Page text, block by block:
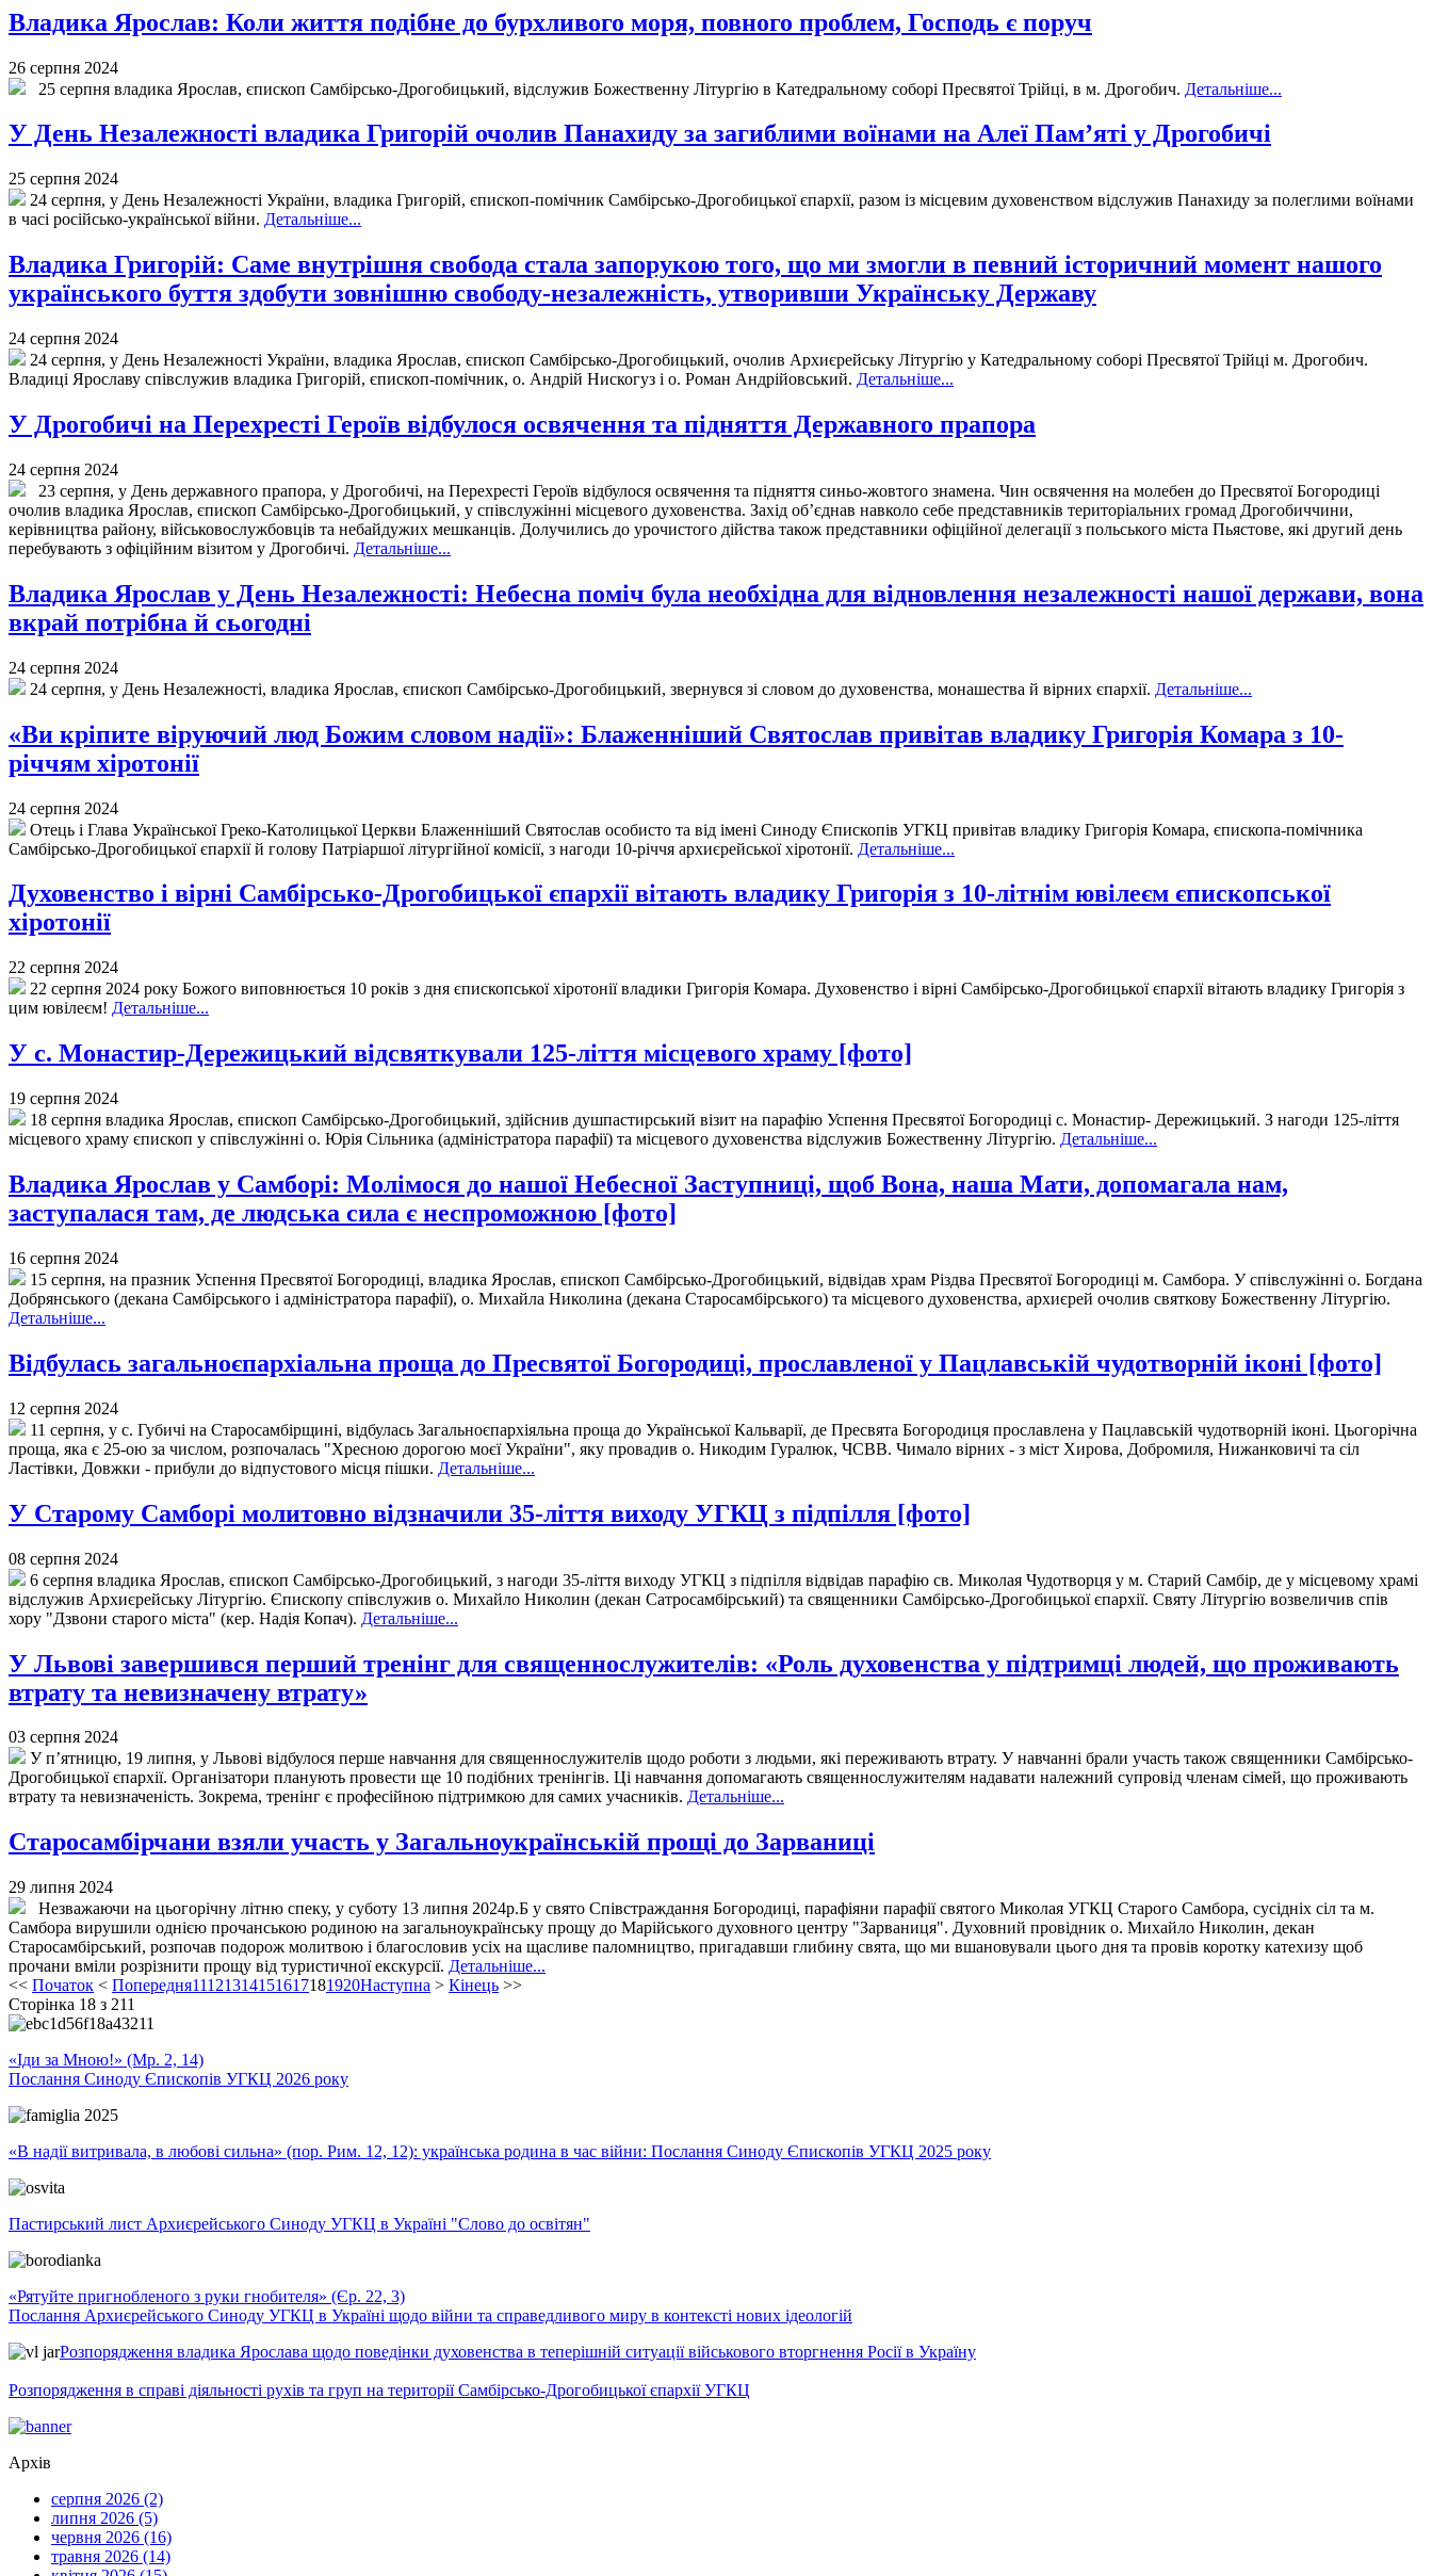
Владика Ярослав: Коли життя подібне до бурхливого моря, повного проблем, Господь є поруч
26 серпня 2024
25 серпня владика Ярослав, єпископ Самбірсько-Дрогобицький, відслужив Божественну Літургію в Катедральному соборі Пресвятої Трійці, в м. Дрогобич. Детальніше...
У День Незалежності владика Григорій очолив Панахиду за загиблими воїнами на Алеї Пам’яті у Дрогобичі
25 серпня 2024
24 серпня, у День Незалежності України, владика Григорій, єпископ-помічник Самбірсько-Дрогобицької єпархії, разом із місцевим духовенством відслужив Панахиду за полеглими воїнами
в часі російсько-української війни. Детальніше...
Владика Григорій: Саме внутрішня свобода стала запорукою того, що ми змогли в певний історичний момент нашого
українського буття здобути зовнішню свободу-незалежність, утворивши Українську Державу
24 серпня 2024
24 серпня, у День Незалежності України, владика Ярослав, єпископ Самбірсько-Дрогобицький, очолив Архиєрейську Літургію у Катедральному соборі Пресвятої Трійці м. Дрогобич.
Владиці Ярославу співслужив владика Григорій, єпископ-помічник, о. Андрій Нискогуз і о. Роман Андрійовський. Детальніше...
У Дрогобичі на Перехресті Героїв відбулося освячення та підняття Державного прапора
24 серпня 2024
23 серпня, у День державного прапора, у Дрогобичі, на Перехресті Героїв відбулося освячення та підняття синьо-жовтого знамена. Чин освячення на молебен до Пресвятої Богородиці
очолив владика Ярослав, єпископ Самбірсько-Дрогобицький, у співслужінні місцевого духовенства. Захід об’єднав навколо себе представників територіальних громад Дрогобиччини,
керівництва району, військовослужбовців та небайдужих мешканців. Долучились до урочистого дійства також представники офіційної делегації з польського міста Пьястове, які другий день
перебувають з офіційним візитом у Дрогобичі. Детальніше...
Владика Ярослав у День Незалежності: Небесна поміч була необхідна для відновлення незалежності нашої держави, вона
вкрай потрібна й сьогодні
24 серпня 2024
24 серпня, у День Незалежності, владика Ярослав, єпископ Самбірсько-Дрогобицький, звернувся зі словом до духовенства, монашества й вірних єпархії. Детальніше...
«Ви кріпите віруючий люд Божим словом надії»: Блаженніший Святослав привітав владику Григорія Комара з 10-
річчям хіротонії
24 серпня 2024
Отець і Глава Української Греко-Католицької Церкви Блаженніший Святослав особисто та від імені Синоду Єпископів УГКЦ привітав владику Григорія Комара, єпископа-помічника
Самбірсько-Дрогобицької єпархії й голову Патріаршої літургійної комісії, з нагоди 10-річчя архиєрейської хіротонії. Детальніше...
Духовенство і вірні Самбірсько-Дрогобицької єпархії вітають владику Григорія з 10-літнім ювілеєм єпископської
хіротонії
22 серпня 2024
22 серпня 2024 року Божого виповнюється 10 років з дня єпископської хіротонії владики Григорія Комара. Духовенство і вірні Самбірсько-Дрогобицької єпархії вітають владику Григорія з
цим ювілеєм! Детальніше...
У с. Монастир-Дережицький відсвяткували 125-ліття місцевого храму [фото]
19 серпня 2024
18 серпня владика Ярослав, єпископ Самбірсько-Дрогобицький, здійснив душпастирський візит на парафію Успення Пресвятої Богородиці с. Монастир- Дережицький. З нагоди 125-ліття
місцевого храму єпископ у співслужінні о. Юрія Сільника (адміністратора парафії) та місцевого духовенства відслужив Божественну Літургію. Детальніше...
Владика Ярослав у Самборі: Молімося до нашої Небесної Заступниці, щоб Вона, наша Мати, допомагала нам,
заступалася там, де людська сила є неспроможною [фото]
16 серпня 2024
15 серпня, на празник Успення Пресвятої Богородиці, владика Ярослав, єпископ Самбірсько-Дрогобицький, відвідав храм Різдва Пресвятої Богородиці м. Самбора. У співслужінні о. Богдана
Добрянського (декана Самбірського і адміністратора парафії), о. Михайла Николина (декана Старосамбірського) та місцевого духовенства, архиєрей очолив святкову Божественну Літургію.
Детальніше...
Відбулась загальноєпархіальна проща до Пресвятої Богородиці, прославленої у Пацлавській чудотворній іконі [фото]
12 серпня 2024
11 серпня, у с. Губичі на Старосамбірщині, відбулась Загальноєпархіяльна проща до Української Кальварії, де Пресвята Богородиця прославлена у Пацлавській чудотворній іконі. Цьогорічна
проща, яка є 25-ою за числом, розпочалась "Хресною дорогою моєї України", яку провадив о. Никодим Гуралюк, ЧСВВ. Чимало вірних - з міст Хирова, Добромиля, Нижанковичі та сіл
Ластівки, Довжки - прибули до відпустового місця пішки. Детальніше...
У Старому Самборі молитовно відзначили 35-ліття виходу УГКЦ з підпілля [фото]
08 серпня 2024
6 серпня владика Ярослав, єпископ Самбірсько-Дрогобицький, з нагоди 35-ліття виходу УГКЦ з підпілля відвідав парафію св. Миколая Чудотворця у м. Старий Самбір, де у місцевому храмі
відслужив Архиєрейську Літургію. Єпископу співслужив о. Михайло Николин (декан Сатросамбірський) та священники Самбірсько-Дрогобицької єпархії. Святу Літургію возвеличив спів
хору "Дзвони старого міста" (кер. Надія Копач). Детальніше...
У Львові завершився перший тренінг для священнослужителів: «Роль духовенства у підтримці людей, що проживають
втрату та невизначену втрату»
03 серпня 2024
У п’ятницю, 19 липня, у Львові відбулося перше навчання для священнослужителів щодо роботи з людьми, які переживають втрату. У навчанні брали участь також священники Самбірсько-
Дрогобицької єпархії. Організатори планують провести ще 10 подібних тренінгів. Ці навчання допомагають священнослужителям надавати належний супровід членам сімей, що проживають
втрату та невизначеність. Зокрема, тренінг є професійною підтримкою для самих учасників. Детальніше...
Старосамбірчани взяли участь у Загальноукраїнській прощі до Зарваниці
29 липня 2024
Незважаючи на цьогорічну літню спеку, у суботу 13 липня 2024р.Б у свято Співстраждання Богородиці, парафіяни парафії святого Миколая УГКЦ Старого Самбора, сусідніх сіл та м.
Самбора вирушили однією прочанською родиною на загальноукраїнську прощу до Марійського духовного центру "Зарваниця". Духовний провідник о. Михайло Николин, декан
Старосамбірський, розпочав подорож молитвою і благословив усіх на щасливе паломництво, пригадавши глибину свята, що ми вшановували цього дня та провів коротку катехизу щоб
прочани вміли розрізнити прощу від туристичної екскурсії. Детальніше...
<< Початок < Попередня11121314151617181920Наступна > Кінець >>
Сторінка 18 з 211
«Іди за Мною!» (Мр. 2, 14)
Послання Синоду Єпископів УГКЦ 2026 року
«В надії витривала, в любові сильна» (пор. Рим. 12, 12): українська родина в час війни: Послання Синоду Єпископів УГКЦ 2025 року
Пастирський лист Архиєрейського Синоду УГКЦ в Україні "Слово до освітян"
«Рятуйте пригнобленого з руки гнобителя» (Єр. 22, 3)
Послання Архиєрейського Синоду УГКЦ в Україні щодо війни та справедливого миру в контексті нових ідеологій
Розпорядження владика Ярослава щодо поведінки духовенства в теперішній ситуації військового вторгнення Росії в Україну
Розпорядження в справі діяльності рухів та груп на території Самбірсько-Дрогобицької єпархії УГКЦ
Архів
серпня 2026 (2)
липня 2026 (5)
червня 2026 (16)
травня 2026 (14)